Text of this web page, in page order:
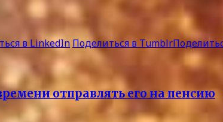
в LinkedIn Поделиться в Tumblr
отправлять его на пенсию